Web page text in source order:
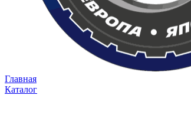
Главная
Каталог